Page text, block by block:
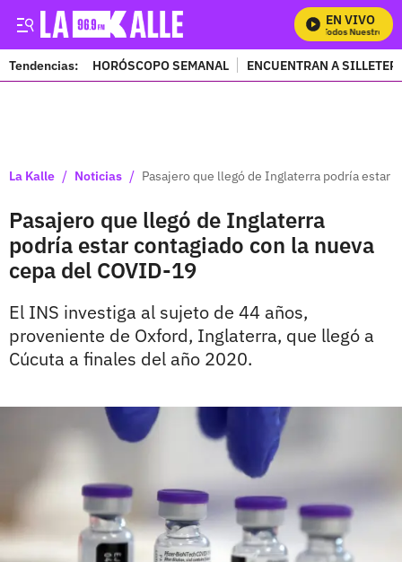
EN VIVO
Mira Todos Nuestros
Tendencias: HORÓSCOPO SEMANAL ENCUENTRAN A
La Kalle / Noticias / Pasajero que llegó de Inglaterra podría estar
Pasajero que llegó de Inglaterra
podría estar contagiado con la nueva
cepa del COVID-19
El INS investiga al sujeto de 44 años,
proveniente de Oxford, Inglaterra, que llegó a
Cúcuta a finales del año 2020.